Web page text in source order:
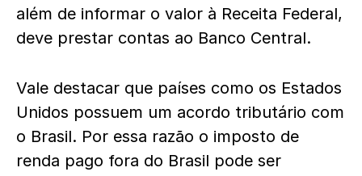
além de informar o valor à Receita Federal,
deve prestar contas ao Banco Central.
Vale destacar que países como os Estados
Unidos possuem um acordo tributário com
o Brasil. Por essa razão o imposto de
renda pago fora do Brasil pode ser